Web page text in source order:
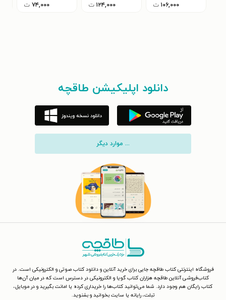
۱۰۶,۰۰۰ ت ۱۲۴,۰۰۰ ت ۷۴,۰۰۰ ت
دانلود اپلیکیشن طاقچه
... موارد دیگر
فروشگاه اینترنتی کتاب طاقچه جایی برای خرید آنلاین و دانلود کتاب صوتی و الکترونیکی است. در
کتاب‌فروشی آنلاین طاقچه هزاران کتاب گویا و الکترونیکی در دسترس است که در میان آن‌ها
کتاب رایگان هم وجود دارد. شما می‌توانید کتاب‌ها را خریداری کرده یا امانت بگیرید و در موبایل،
تبلت، رایانه یا سایت بخوانید و بشنوید.